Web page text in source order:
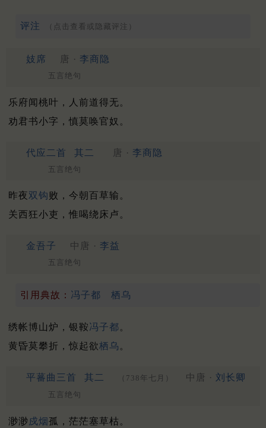
评注 （点击查看或隐藏评注）
妓席 唐 · 李商隐
五言绝句
乐府闻桃叶，人前道得无。
劝君书小字，慎莫唤官奴。
代应二首 其二 唐 · 李商隐
五言绝句
昨夜双钩 败，今朝百草输。
关西狂小吏，惟喝绕床卢。
金吾子 中唐 · 李益
五言绝句
引用典故： 冯子都 栖乌
绣帐博山炉，银鞍冯子都。
黄昏莫攀折，惊起欲栖乌 。
平蕃曲三首 其二 （738年七月） 中唐 · 刘长卿
五言绝句
渺渺戍烟 孤，茫茫塞草枯。